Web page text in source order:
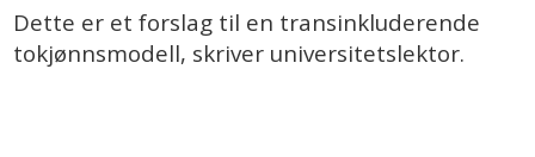
Dette er et forslag til en transinkluderende
tokjønnsmodell, skriver universitetslektor.